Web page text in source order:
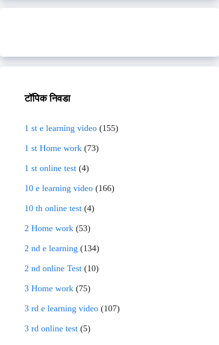
टॉपिक निवडा
1 st e learning video (155)
1 st Home work (73)
1 st online test (4)
10 e learning video (166)
10 th online test (4)
2 Home work (53)
2 nd e learning (134)
2 nd online Test (10)
3 Home work (75)
3 rd e learning video (107)
3 rd online test (5)